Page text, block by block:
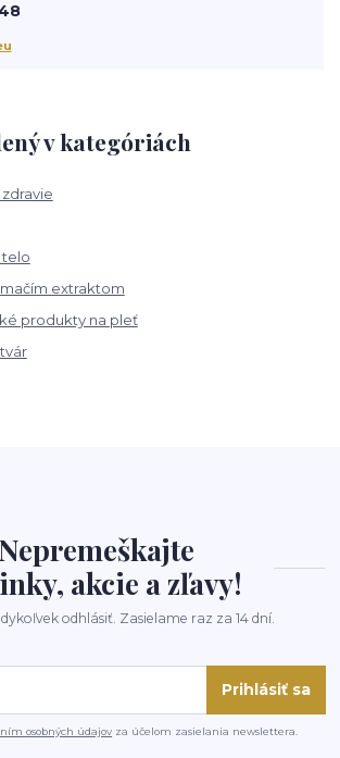
v kategóriách
telo
extraktom
produkty na pleť
Nepremeškajte
akcie a zľavy!
odhlásiť. Zasielame raz za 14 dní.
Prihlásiť sa
osobných údajov za účelom zasielania newslettera.